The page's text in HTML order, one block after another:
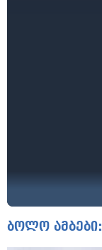
ბოლო ამბები: